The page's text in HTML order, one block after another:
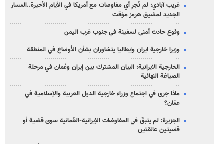
غريب آبادي: لم نُجرِ أي مفاوضات مع أمريكا في الأيام الأخيرة..المسار
الجديد لمضيق هرمز مؤقت
وقوع حادث أمني لسفينة في جنوب غرب اليمن
وزيرا خارجية ايران وإيطاليا يتشاوران بشأن الأوضاع في المنطقة
الخارجية الايرانية: البيان المشترك بين إيران وعُمان في مرحلة
الصياغة النهائية
ماذا جرى في اجتماع وزراء خارجية الدول العربية والإسلامية في
عمّان؟
الجزيرة: لم يتبقّ في المفاوضات الإيرانية-العُمانية سوى قضية أو
قضيتين عالقتين